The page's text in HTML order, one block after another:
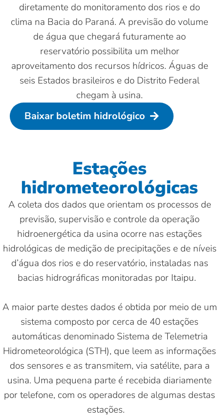
diretamente do monitoramento dos rios e do
clima na Bacia do Paraná. A previsão do volume
de água que chegará futuramente ao
reservatório possibilita um melhor
aproveitamento dos recursos hídricos. Águas de
seis Estados brasileiros e do Distrito Federal
chegam à usina.
Baixar boletim hidrológico
Estações
hidrometeorológicas
A coleta dos dados que orientam os processos de
previsão, supervisão e controle da operação
hidroenergética da usina ocorre nas estações
hidrológicas de medição de precipitações e de níveis
d’água dos rios e do reservatório, instaladas nas
bacias hidrográficas monitoradas por Itaipu.
A maior parte destes dados é obtida por meio de um
sistema composto por cerca de 40 estações
automáticas denominado Sistema de Telemetria
Hidrometeorológica (STH), que leem as informações
dos sensores e as transmitem, via satélite, para a
usina. Uma pequena parte é recebida diariamente
por telefone, com os operadores de algumas destas
estações.